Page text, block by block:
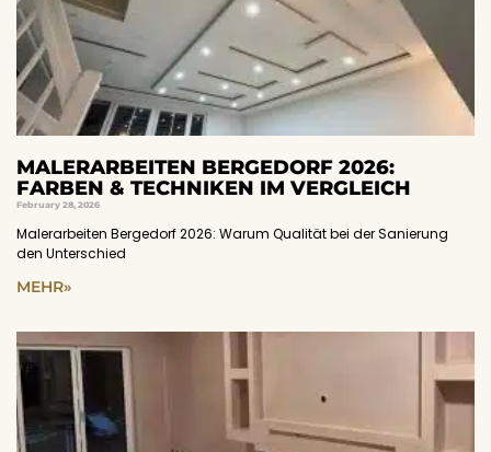
MALERARBEITEN BERGEDORF 2026:
FARBEN & TECHNIKEN IM VERGLEICH
February 28, 2026
Malerarbeiten Bergedorf 2026: Warum Qualität bei der Sanierung
den Unterschied
MEHR»